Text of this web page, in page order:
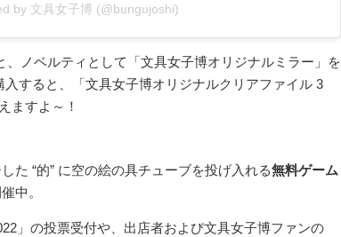
by 文具女子博 (@bungujoshi)
ノベルティとして「文具女子博オリジナルミラー」を
すると、「文具女子博オリジナルクリアファイル 3
ますよ～！
た “的” に空の絵の具チューブを投げ入れる無料ゲーム
中。
」の投票受付や、出店者および文具女子博ファンの